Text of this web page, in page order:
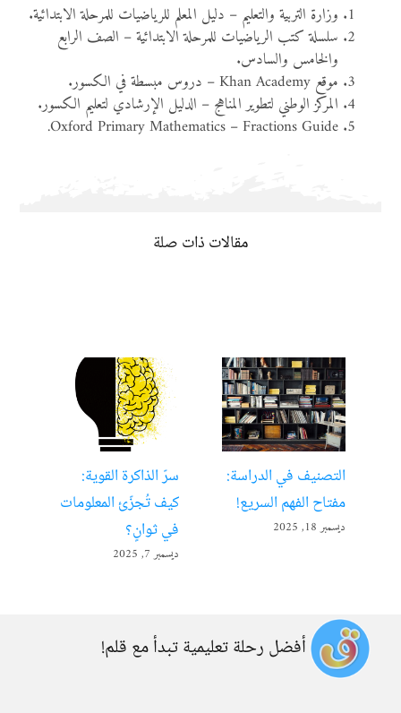
وزارة التربية والتعليم – دليل المعلم للرياضيات للمرحلة الابتدائية.
سلسلة كتب الرياضيات للمرحلة الابتدائية – الصف الرابع
والخامس والسادس.
موقع Khan Academy – دروس مبسطة في الكسور.
المركز الوطني لتطوير المناهج – الدليل الإرشادي لتعليم الكسور.
Oxford Primary Mathematics – Fractions Guide.
مقالات ذات صلة
التصنيف في الدراسة:
مفتاح الفهم السريع!
ديسمبر 18, 2025
سرّ الذاكرة القوية:
كيف تُجزّئ المعلومات
في ثوانٍ؟
ديسمبر 7, 2025
أفضل رحلة تعليمية تبدأ مع قلم!